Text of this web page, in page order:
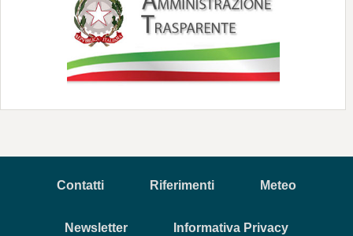
Contatti Riferimenti Meteo
Newsletter Informativa Privacy